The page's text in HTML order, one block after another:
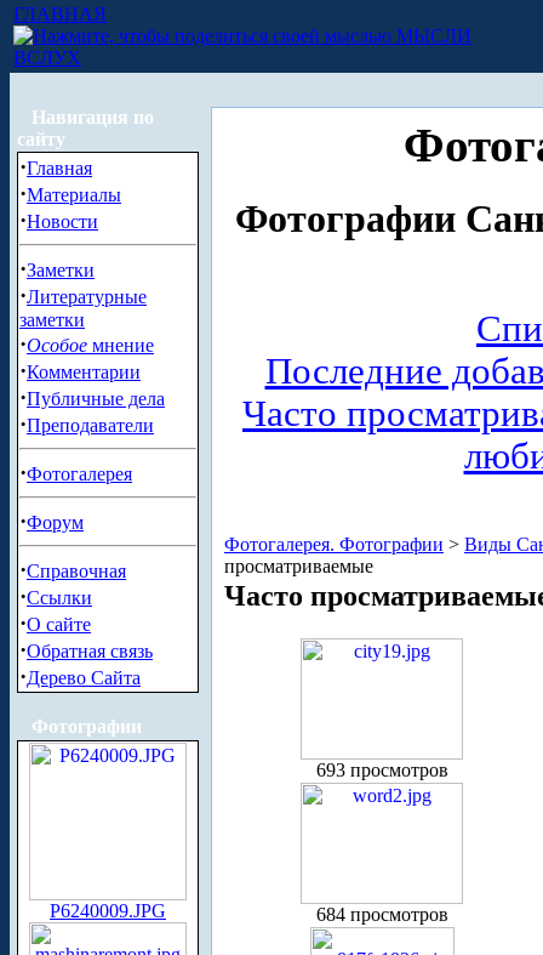
ГЛАВНАЯ
МЫСЛИ
ВСЛУХ
Навигация по
сайту
·Главная
·Материалы
·Новости
·Заметки
·Литературные
заметки
·Особое мнение
·Комментарии
·Публичные дела
·Преподаватели
·Фотогалерея
·Форум
·Справочная
·Ссылки
·О сайте
·Обратная связь
·Дерево Сайта
Фотографии
P6240009.JPG
Фотографии
Последние
Часто
Фотогалерея. Фотографии > Виды
просматриваемые
Часто
693 просмотров
684 просмотров